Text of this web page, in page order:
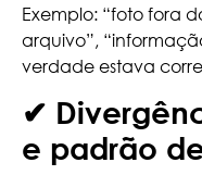
Exemplo: “foto fora
arquivo”,
verdade estava
✔
e padrão